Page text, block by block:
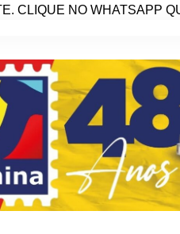
CLIQUE NO WHATSAPP